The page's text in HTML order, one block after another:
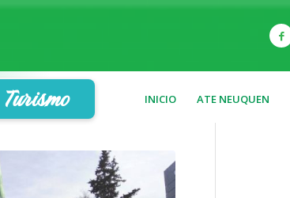
Turismo INICIO ATE NEUQUEN